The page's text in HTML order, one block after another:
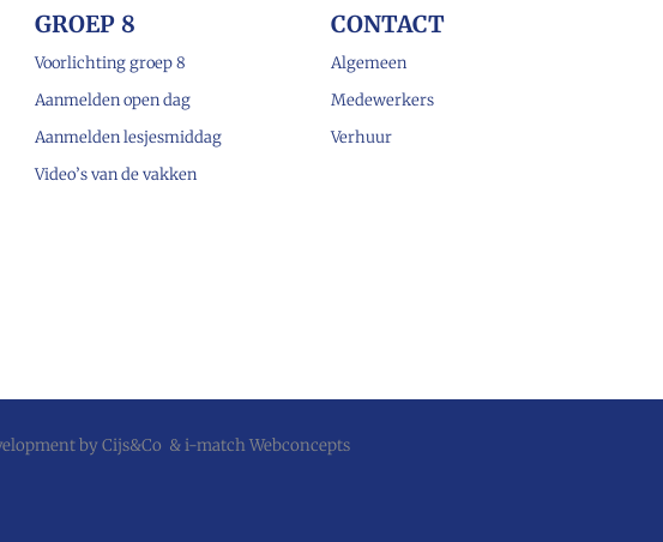
GROEP 8
Voorlichting groep 8
Aanmelden open dag
Aanmelden lesjesmiddag
Video’s van de vakken
CONTACT
Algemeen
Medewerkers
Verhuur
by Cijs&Co &i-match Webconcepts